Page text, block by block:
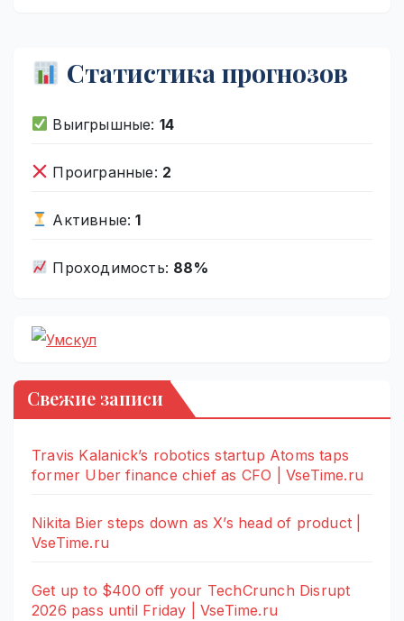
Статистика прогнозов
Выигрышные: 14
Проигранные: 2
Активные:1
Проходимость: 88%
Свежие записи
Travis Kalanick’s robotics startup Atoms taps
former Uber finance chief as CFO | VseTime.ru
Nikita Bier steps down as X’s head of product |
VseTime.ru
Get up to $400 off your TechCrunch Disrupt
2026 pass until Friday | VseTime.ru